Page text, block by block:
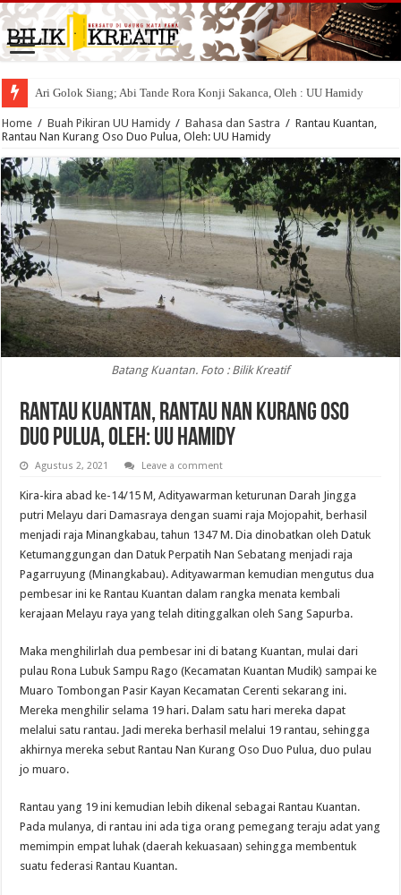
Ari Golok Siang; Abi Tande Rora Konji Sakanca, Oleh : UU Hamidy
Home / Buah Pikiran UU Hamidy / Bahasa dan Sastra / Rantau Kuantan,
Rantau Nan Kurang Oso Duo Pulua, Oleh: UU Hamidy
Batang Kuantan. Foto : Bilik Kreatif
Rantau Kuantan, Rantau Nan Kurang Oso
Duo Pulua, Oleh: UU Hamidy
Agustus 2, 2021 Leave a comment
Kira-kira abad ke-14/15 M, Adityawarman keturunan Darah Jingga
putri Melayu dari Damasraya dengan suami raja Mojopahit, berhasil
menjadi raja Minangkabau, tahun 1347 M. Dia dinobatkan oleh Datuk
Ketumanggungan dan Datuk Perpatih Nan Sebatang menjadi raja
Pagarruyung (Minangkabau). Adityawarman kemudian mengutus dua
pembesar ini ke Rantau Kuantan dalam rangka menata kembali
kerajaan Melayu raya yang telah ditinggalkan oleh Sang Sapurba.
Maka menghilirlah dua pembesar ini di batang Kuantan, mulai dari
pulau Rona Lubuk Sampu Rago (Kecamatan Kuantan Mudik) sampai ke
Muaro Tombongan Pasir Kayan Kecamatan Cerenti sekarang ini.
Mereka menghilir selama 19 hari. Dalam satu hari mereka dapat
melalui satu rantau. Jadi mereka berhasil melalui 19 rantau, sehingga
akhirnya mereka sebut Rantau Nan Kurang Oso Duo Pulua, duo pulau
jo muaro.
Rantau yang 19 ini kemudian lebih dikenal sebagai Rantau Kuantan.
Pada mulanya, di rantau ini ada tiga orang pemegang teraju adat yang
memimpin empat luhak (daerah kekuasaan) sehingga membentuk
suatu federasi Rantau Kuantan.